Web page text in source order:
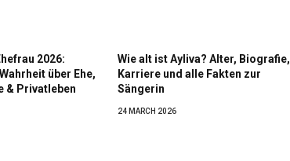
2026:
über Ehe,
& Privatleben
Wie alt ist Ayliva? Alter, Biografie,
Karriere und alle Fakten zur
Sängerin
24 MARCH 2026